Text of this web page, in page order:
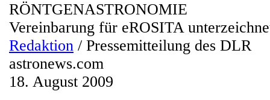
RÖNTGENASTRONOMIE
Vereinbarung für eROSITA
Redaktion / Pressemitteilung des DLR
astronews.com
18. August 2009